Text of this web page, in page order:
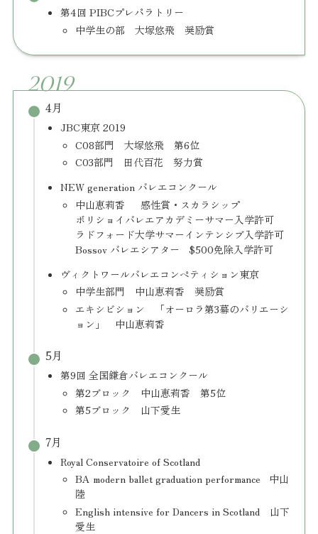
第4回 PIBCプレパラトリー
中学生の部 大塚悠飛 奨励賞
2019
4月
JBC東京 2019
C08部門 大塚悠飛 第6位
C03部門 田代百花 努力賞
NEW generation バレエコンクール
中山恵莉香 感性賞・スカラシップ
ボリショイバレエアカデミーサマー入学許可
ラドフォード大学サマーインテンシブ入学許可
Bossov バレエシアター $500免除入学許可
ヴィクトワールバレエコンペティション東京
中学生部門 中山恵莉香 奨励賞
エキシビション 「オーロラ第3幕のバリエーシ
ョン」 中山恵莉香
5月
第9回 全国鎌倉バレエコンクール
第2ブロック 中山恵莉香 第5位
第5ブロック 山下愛生
7月
Royal Conservatoire of Scotland
BA modern ballet graduation performance 中山
陸
English intensive for Dancers in Scotland 山下
愛生